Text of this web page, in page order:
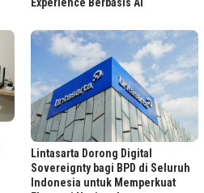
Lintasarta Dorong Digital
Sovereignty bagi BPD di Seluruh
Indonesia untuk Memperkuat